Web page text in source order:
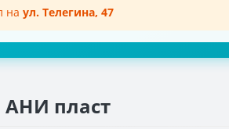
на ул. Телегина, 47
АНИ пласт